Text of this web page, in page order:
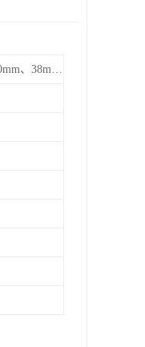
常见孔径有25mm×25mm、30mm×30mm、38mm×38mm等,